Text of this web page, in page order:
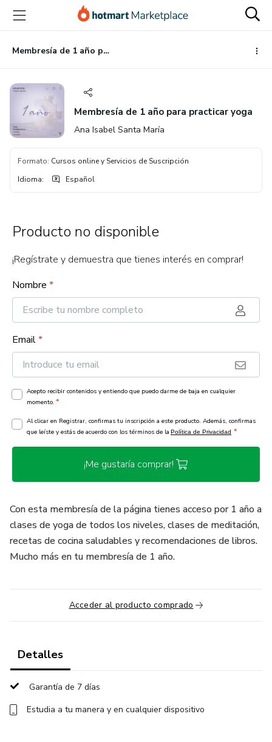
principal
página
de
página
Membresía de 1 año para practicar yoga
Membresía de 1 año para practicar yoga
Ana Isabel Santa María
Formato: Cursos online y Servicios de Suscripción
Idioma: Español
Producto no disponible
¡Regístrate y demuestra que tienes interés en comprar!
Nombre *
Email*
Acepto recibir contenidos y entiendo que puedo darme de baja en cualquier
momento. *
Al clicar en Registrar, confirmas tu inscripción a este producto. Además, confirmas
que leíste y estás de acuerdo con los términos de la Política de Privacidad *
¡Me gustaría comprar!
Con esta membresía de la página tienes acceso por 1 año a
clases de yoga de todos los niveles, clases de meditación,
recetas de cocina saludables y recomendaciones de libros.
Mucho más en tu membresía de 1 año.
Acceder al producto comprado
Detalles
Garantía de 7 días
Estudia a tu manera y en cualquier dispositivo